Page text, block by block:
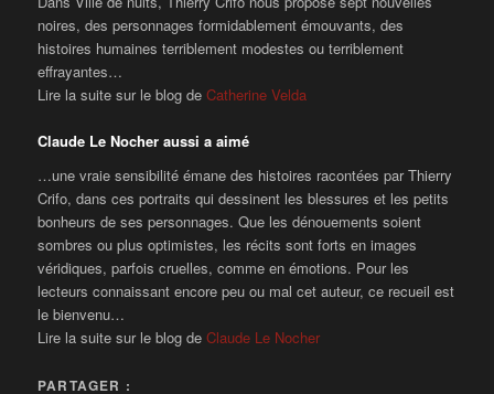
noires, des personnages formidablement émouvants, des
histoires humaines terriblement modestes ou terriblement
effrayantes…
Lire la suite sur le blog deCatherine Velda
Claude Le Nocher aussi a aimé
…une vraie sensibilité émane des histoires racontées par Thierry
Crifo, dans ces portraits qui dessinent les blessures et les petits
bonheurs de ses personnages. Que les dénouements soient
sombres ou plus optimistes, les récits sont forts en images
véridiques, parfois cruelles, comme en émotions. Pour les
lecteurs connaissant encore peu ou mal cet auteur, ce recueil est
le bienvenu…
Lire la suite sur le blog deClaude Le Nocher
PARTAGER :